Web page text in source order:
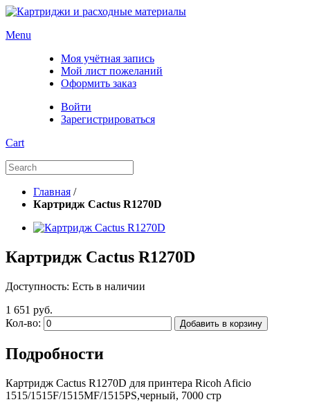
Menu
Моя учётная запись
Мой лист пожеланий
Оформить заказ
Войти
Зарегистрироваться
Cart
Главная /
Картридж Cactus R1270D
Картридж Cactus R1270D
Доступность: Есть в наличии
1 651 руб.
Кол-во:
Добавить в корзину
Подробности
Картридж Cactus R1270D для принтера Ricoh Aficio
1515/1515F/1515MF/1515PS,черный, 7000 стр